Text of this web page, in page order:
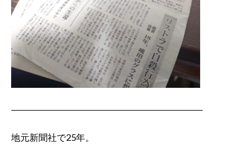
―――――――――――――――――――――
地元新聞社で25年。